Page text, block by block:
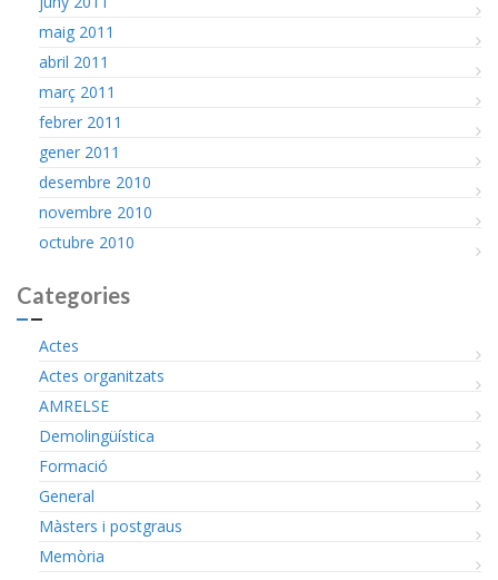
maig 2011
abril 2011
març 2011
febrer 2011
gener 2011
desembre 2010
novembre 2010
octubre 2010
Categories
Actes
Actes organitzats
AMRELSE
Demolingüística
Formació
General
Màsters i postgraus
Memòria